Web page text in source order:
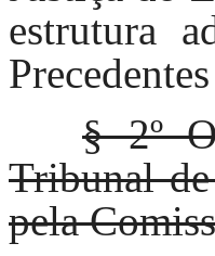
estrutura
§ 2º
Tribunal
pela